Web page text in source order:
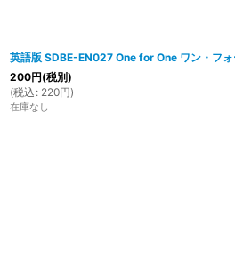
英語版 SDBE-EN027 One for One ワン・フ
200円(税別)
(税込 : 220円)
在庫なし